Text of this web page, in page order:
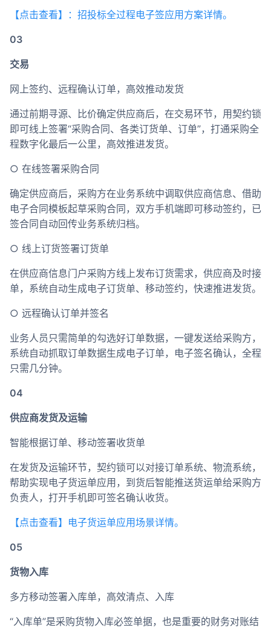
【点击查看】：招投标全过程电子签应用方案详情。
03
交易
网上签约、远程确认订单，高效推动发货
通过前期寻源、比价确定供应商后，在交易环节，用契约锁
即可线上签署“采购合同、各类订货单、订单”，打通采购全
程数字化最后一公里，高效推进发货。
○ 在线签署采购合同
确定供应商后，采购方在业务系统中调取供应商信息、借助
电子合同模板起草采购合同，双方手机端即可移动签约，已
签合同自动回传业务系统归档。
○ 线上订货签署订货单
在供应商信息门户采购方线上发布订货需求，供应商及时接
单，系统自动生成电子订货单、移动签约，快速推进发货。
○ 远程确认订单并签名
业务人员只需简单的勾选好订单数据，一键发送给采购方，
系统自动抓取订单数据生成电子订单，电子签名确认，全程
只需几分钟。
04
供应商发货及运输
智能根据订单、移动签署收货单
在发货及运输环节，契约锁可以对接订单系统、物流系统，
帮助实现电子货运单应用，到货后智能推送货运单给采购方
负责人，打开手机即可签名确认收货。
【点击查看】电子货运单应用场景详情。
05
货物入库
多方移动签署入库单，高效清点、入库
“入库单”是采购货物入库必签单据，也是重要的财务对账结